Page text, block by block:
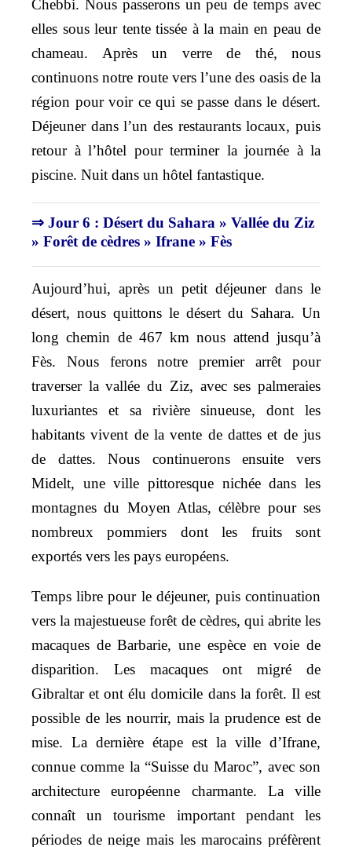
Chebbi. Nous passerons un peu de temps avec
elles sous leur tente tissée à la main en peau de
chameau. Après un verre de thé, nous
continuons notre route vers l’une des oasis de la
région pour voir ce qui se passe dans le désert.
Déjeuner dans l’un des restaurants locaux, puis
retour à l’hôtel pour terminer la journée à la
piscine. Nuit dans un hôtel fantastique.
⇒ Jour 6 : Désert du Sahara » Vallée du Ziz
» Forêt de cèdres » Ifrane » Fès
Aujourd’hui, après un petit déjeuner dans le
désert, nous quittons le désert du Sahara. Un
long chemin de 467 km nous attend jusqu’à
Fès. Nous ferons notre premier arrêt pour
traverser la vallée du Ziz, avec ses palmeraies
luxuriantes et sa rivière sinueuse, dont les
habitants vivent de la vente de dattes et de jus
de dattes. Nous continuerons ensuite vers
Midelt, une ville pittoresque nichée dans les
montagnes du Moyen Atlas, célèbre pour ses
nombreux pommiers dont les fruits sont
exportés vers les pays européens.
Temps libre pour le déjeuner, puis continuation
vers la majestueuse forêt de cèdres, qui abrite les
macaques de Barbarie, une espèce en voie de
disparition. Les macaques ont migré de
Gibraltar et ont élu domicile dans la forêt. Il est
possible de les nourrir, mais la prudence est de
mise. La dernière étape est la ville d’Ifrane,
connue comme la “Suisse du Maroc”, avec son
architecture européenne charmante. La ville
connaît un tourisme important pendant les
périodes de neige mais les marocains préfèrent